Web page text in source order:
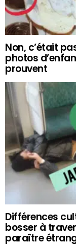
Non, c’était
photos
prouvent
Différences
bosser à
paraître